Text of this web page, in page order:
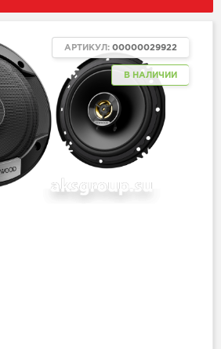
В НАЛИЧИИ
АРТИКУЛ: 00000029922